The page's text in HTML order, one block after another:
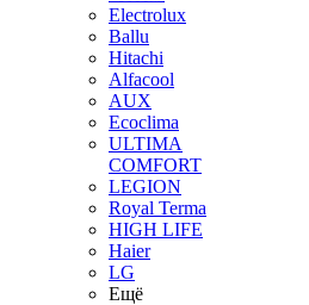
Electrolux
Ballu
Hitachi
Alfacool
AUX
Ecoclima
ULTIMA
COMFORT
LEGION
Royal Terma
HIGH LIFE
Haier
LG
Ещё